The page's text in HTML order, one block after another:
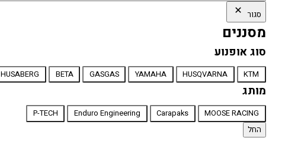
סגור
מסננים
סוג אופנוע
סוג
אופנוע
KTM
HUSQVARNA
YAMAHA
GASGAS
BETA
HUSABERG
מותג
מותג
MOOSE RACING
Carapaks
Enduro Engineering
P-TECH
החל